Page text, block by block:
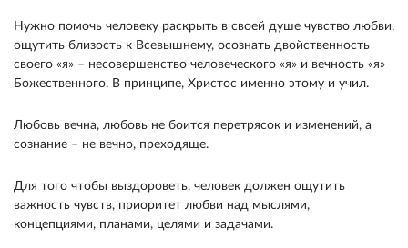
Нужно помочь человеку раскрыть в своей душе чувство любви,
ощутить близость к Всевышнему, осознать двойственность
своего «я» – несовершенство человеческого «я» и вечность «я»
Божественного. В принципе, Христос именно этому и учил.
Любовь вечна, любовь не боится перетрясок и изменений, а
сознание – не вечно, преходяще.
Для того чтобы выздороветь, человек должен ощутить
важность чувств, приоритет любви над мыслями,
концепциями, планами, целями и задачами.